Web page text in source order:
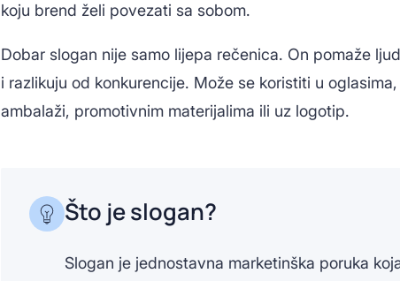
koju brend želi povezati sa sobom.
Dobar slogan nije samo lijepa rečenica. On pomaže
i razlikuju od konkurencije. Može se koristiti u
ambalaži, promotivnim materijalima ili uz logotip.
Što je slogan?
Slogan je jednostavna marketinška poruka